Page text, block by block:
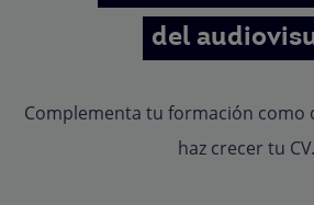
del
Complementa tu formación como
haz crecer tu CV.